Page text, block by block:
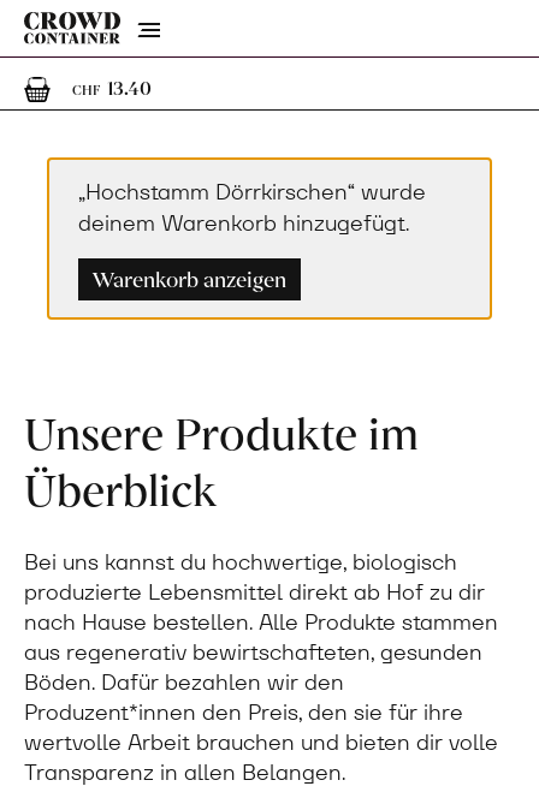
Menu
CHF 13.401 Artikel im Warenkorb
„Hochstamm Dörrkirschen“ wurde
deinem Warenkorb hinzugefügt.
Warenkorb anzeigen
Unsere Produkte im
Überblick
Bei uns kannst du hochwertige, biologisch
produzierte Lebensmittel direkt ab Hof zu dir
nach Hause bestellen. Alle Produkte stammen
aus regenerativ bewirtschafteten, gesunden
Böden. Dafür bezahlen wir den
Produzent*innen den Preis, den sie für ihre
wertvolle Arbeit brauchen und bieten dir volle
Transparenz in allen Belangen.